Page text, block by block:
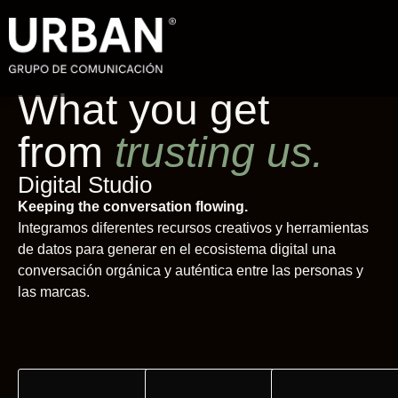
What you get
from trusting us.
Digital Studio
Keeping the conversation flowing.
Integramos diferentes recursos creativos y herramientas
de datos para generar en el ecosistema digital una
conversación orgánica y auténtica entre las personas y
las marcas.